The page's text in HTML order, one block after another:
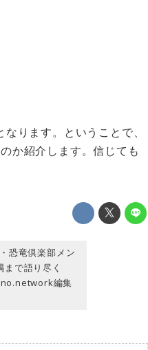
ります。ということで、
か紹介します。信じても
恐竜倶楽部メン
で語り尽く
編集